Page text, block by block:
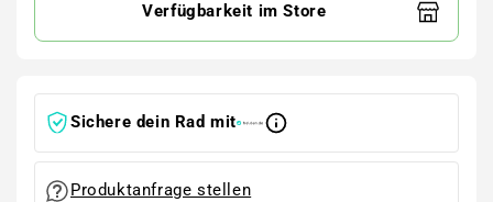
Verfügbarkeit im Store
Sichere dein Rad mit
Produktanfrage stellen